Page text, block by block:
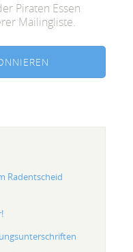
Piraten Essen
Mailingliste.
Radentscheid